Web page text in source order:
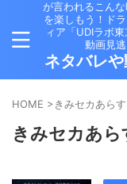
が言われるこん
を楽しもう！ド
ィア「UDIラボ
動画見
ネタバレ
HOME >きみセカあら
きみセカあら